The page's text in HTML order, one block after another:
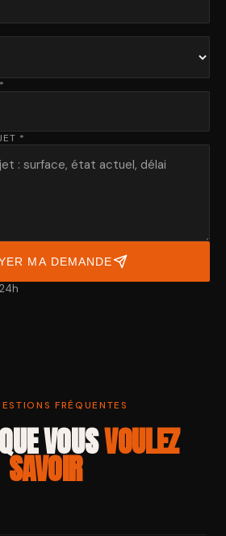
*
MA DEMANDE
FRÉQUENTES
VOUSVOULEZ
SAVOIR